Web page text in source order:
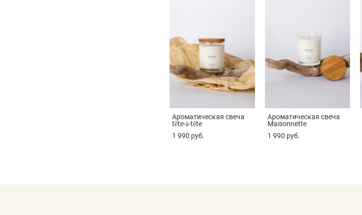
Ароматическая свеча
tête-à-tête
1 990 pуб.
Ароматическая свеча
Maisonnette
1 990 pуб.